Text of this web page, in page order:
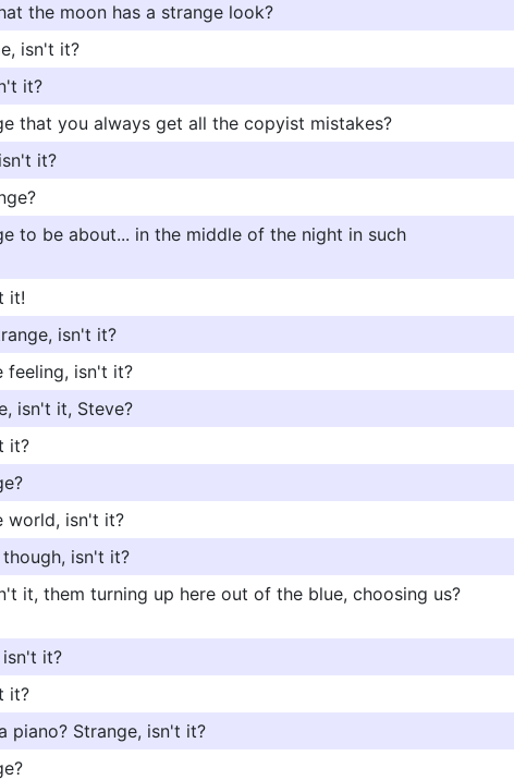
the moon has a strange look?
isn't it?
it?
that you always get all the copyist mistakes?
it?
to be about... in the middle of the night in such
it!
isn't it?
feeling, isn't it?
isn't it, Steve?
it?
world, isn't it?
isn't it?
it, them turning up here out of the blue, choosing us?
it?
it?
piano? Strange, isn't it?